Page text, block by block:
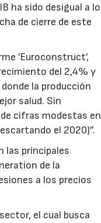
ha sido desigual a lo
de cierre de este
'Euroconstruct',
del 2,4% y
la producción
salud. Sin
cifras modestas en
el 2020)”.
las principales
de la
a los precios
el cual busca